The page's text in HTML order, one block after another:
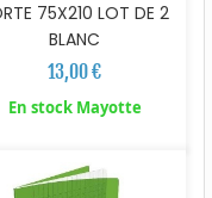
75X210 LOT DE 2
BLANC
13,00 €
En stock Mayotte